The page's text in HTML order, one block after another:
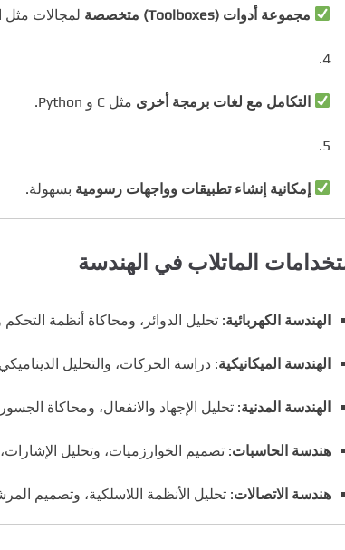
مجموعة أدوات (Toolboxes) متخصصة لمجالات مثل
التكامل مع لغات برمجة أخرى مثل C و Python.
إمكانية إنشاء تطبيقات وواجهات رسومية بسهولة.
الماتلاب في الهندسة
الهندسة الكهربائية: تحليل الدوائر، ومحاكاة أنظمة التحكم
الهندسة الميكانيكية: دراسة الحركات، والتحليل
الهندسة المدنية: تحليل الإجهاد والانفعال، ومحاكاة
هندسة الحاسبات: تصميم الخوارزميات، وتحليل
هندسة الاتصالات: تحليل الأنظمة اللاسلكية، وتصميم